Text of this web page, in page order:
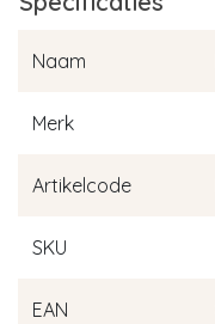
Naam
Merk
Artikelcode
SKU
EAN